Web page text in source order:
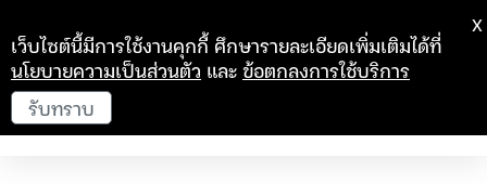
เว็บไซต์นี้มีการใช้งานคุกกี้ ศึกษารายละเอียดเพิ่มเติมได้ที่
นโยบายความเป็นส่วนตัว และข้อตกลงการใช้บริการ
รับทราบ
X